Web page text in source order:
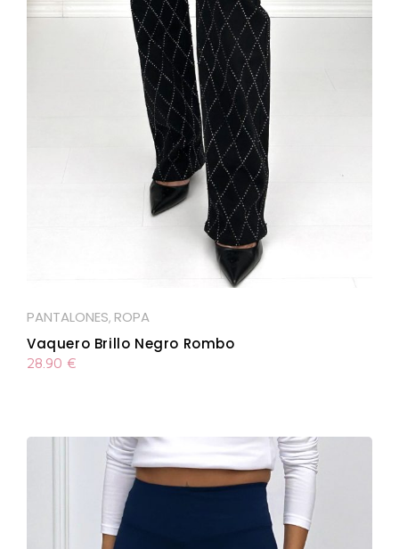
PANTALONES, ROPA
Vaquero Brillo Negro Rombo
28.90 €